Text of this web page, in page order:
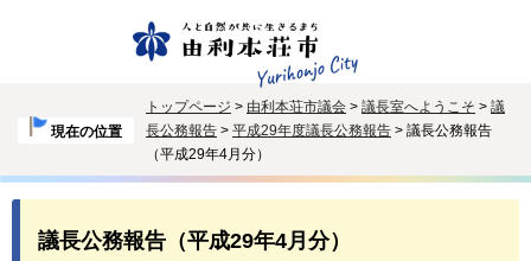
現在の位置
トップページ > 由利本荘市議会 > 議長室へようこそ > 議
長公務報告 > 平成29年度議長公務報告 > 議長公務報告
（平成29年4月分）
議長公務報告（平成29年4月分）